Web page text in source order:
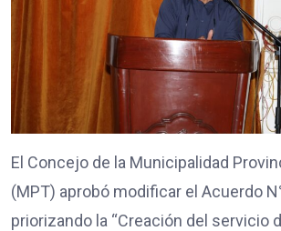
El Concejo de la Municipalidad
(MPT) aprobó modificar el Acuerdo
priorizando la “Creación del servicio